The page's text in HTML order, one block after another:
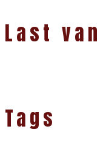
Last van
Tags